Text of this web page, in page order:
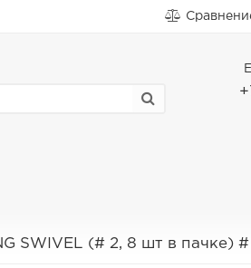
SWIVEL (# 2, 8 шт в пачке) #